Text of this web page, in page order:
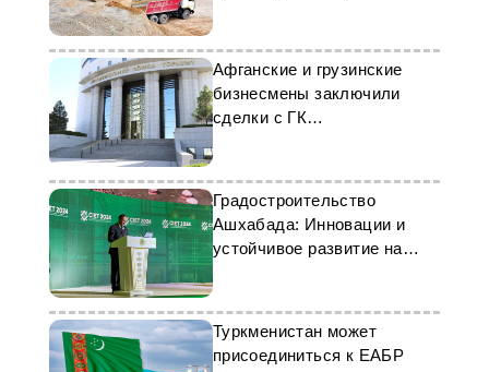
материалов
Афганские и грузинские
бизнесмены заключили
сделки с ГК
Градостроительство
Ашхабада: Инновации и
устойчивое развитие на
Туркменистан может
присоединиться к ЕАБР